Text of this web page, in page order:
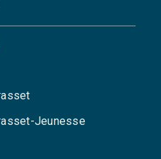
Jeunesse